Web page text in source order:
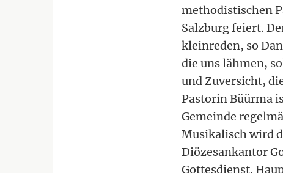
methodistischen
Salzburg feiert.
kleinreden, so
die uns lähmen,
und Zuversicht,
Pastorin Büürma
Gemeinde
Musikalisch wird
Diözesankantor
Gottesdienst.